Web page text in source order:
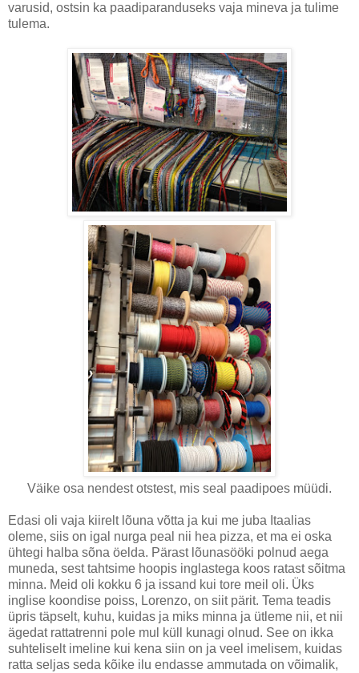
varusid, ostsin ka paadiparanduseks vaja mineva ja tulime
tulema.
Väike osa nendest otstest, mis seal paadipoes müüdi.
Edasi oli vaja kiirelt lõuna võtta ja kui me juba Itaalias
oleme, siis on igal nurga peal nii hea pizza, et ma ei oska
ühtegi halba sõna öelda. Pärast lõunasööki polnud aega
muneda, sest tahtsime hoopis inglastega koos ratast sõitma
minna. Meid oli kokku 6 ja issand kui tore meil oli. Üks
inglise koondise poiss, Lorenzo, on siit pärit. Tema teadis
üpris täpselt, kuhu, kuidas ja miks minna ja ütleme nii, et nii
ägedat rattatrenni pole mul küll kunagi olnud. See on ikka
suhteliselt imeline kui kena siin on ja veel imelisem, kuidas
ratta seljas seda kõike ilu endasse ammutada on võimalik,